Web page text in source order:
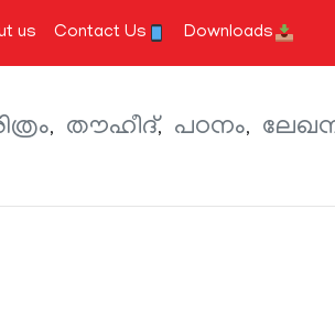
us Contact Us Downloads
തൗഹീദ് പഠനം